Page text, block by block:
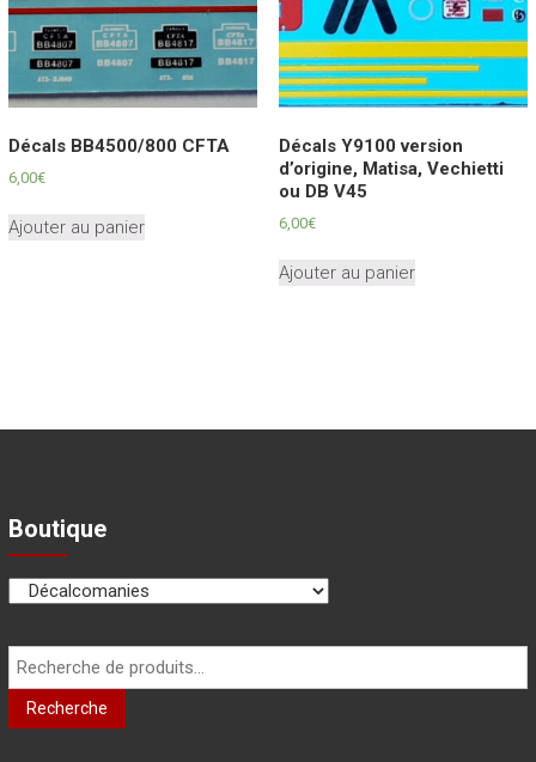
Décals BB4500/800 CFTA
6,00€
Ajouter au panier
Décals Y9100 version
d’origine, Matisa, Vechietti
ou DB V45
6,00€
Ajouter au panier
Boutique
Recherche
pour :
Recherche